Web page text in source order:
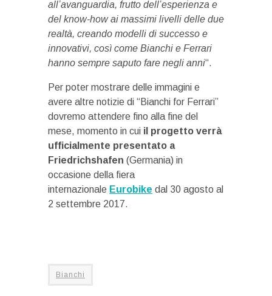
all’avanguardia, frutto dell’esperienza e
del know-how ai massimi livelli delle due
realtà, creando modelli di successo e
innovativi, così come Bianchi e Ferrari
hanno sempre saputo fare negli anni“.
Per poter mostrare delle immagini e
avere altre notizie di “Bianchi for Ferrari”
dovremo attendere fino alla fine del
mese, momento in cui il progetto verrà
ufficialmente presentato a
Friedrichshafen (Germania) in
occasione della fiera
internazionale Eurobike dal 30 agosto al
2 settembre 2017.
Bianchi